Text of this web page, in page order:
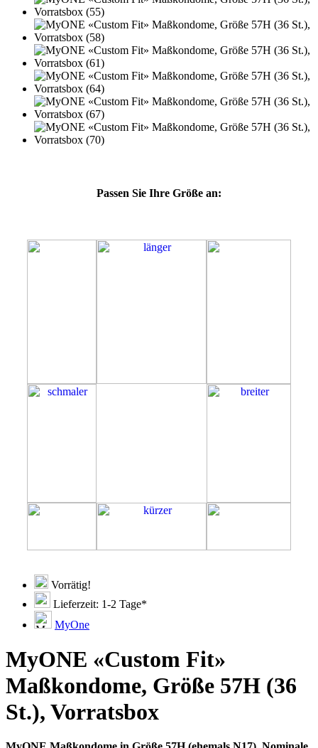
Passen Sie Ihre Größe an:
Vorrätig!
Lieferzeit: 1-2 Tage*
MyOne
MyONE «Custom Fit»
Maßkondome, Größe 57H (36
St.), Vorratsbox